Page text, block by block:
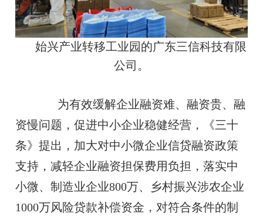
始兴产业转移工业园的广东三信科技有限
公司。
为有效缓解企业融资难、融资贵、融
资慢问题，促进中小企业稳健经营，《三十
条》提出，加大对中小微企业信贷融资政策
支持，减轻企业融资担保费用负担，落实中
小微、制造业企业800万、乡村振兴涉农企业
1000万风险贷款补偿资金，对符合条件的制